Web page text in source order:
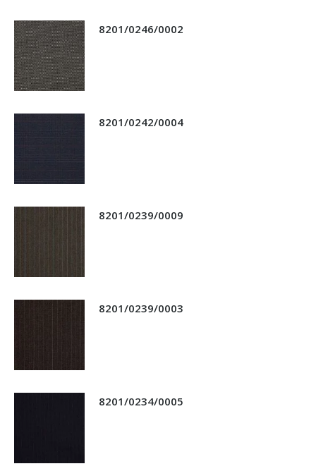
8201/0246/0002
8201/0242/0004
8201/0239/0009
8201/0239/0003
8201/0234/0005